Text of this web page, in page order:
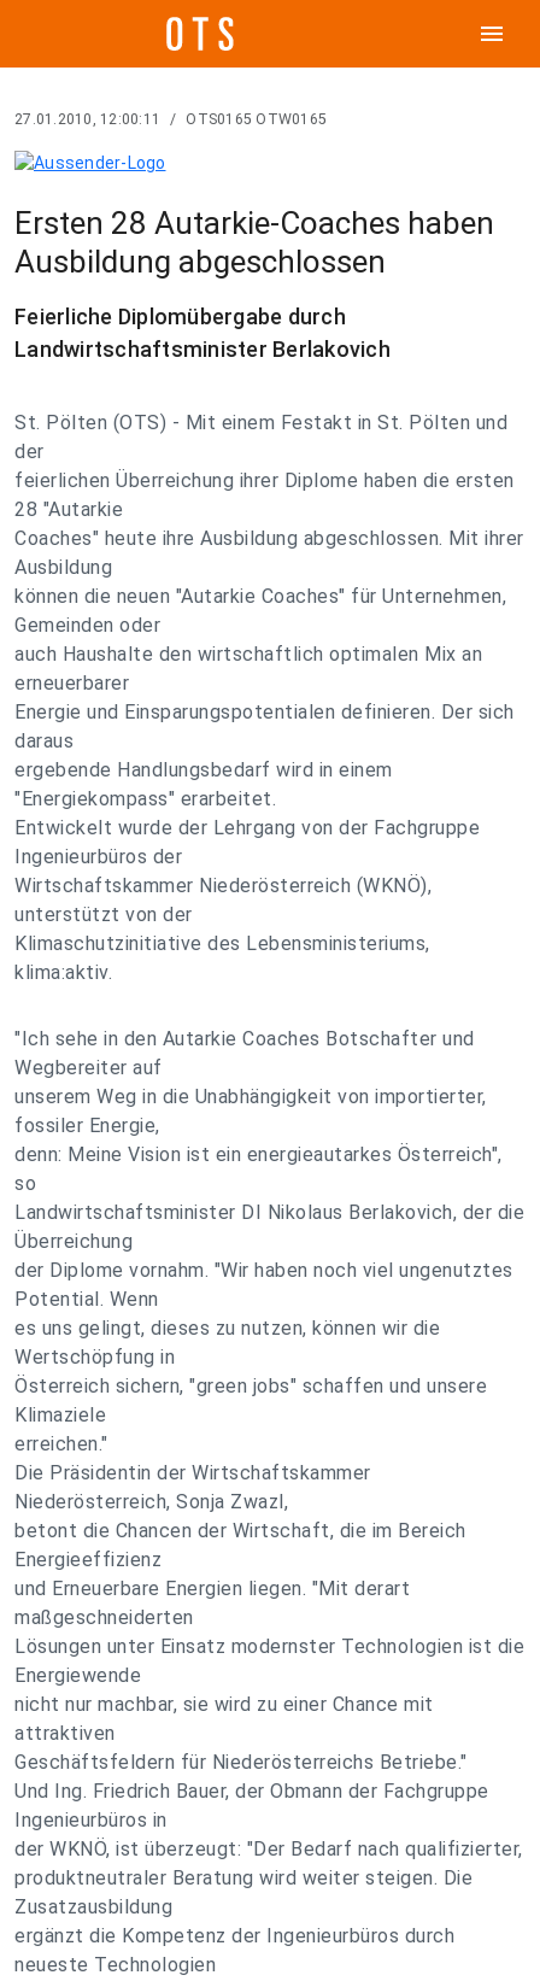
menu
27.01.2010, 12:00:11 / OTS0165 OTW0165
Ersten 28 Autarkie-Coaches haben
Ausbildung abgeschlossen
Feierliche Diplomübergabe durch
Landwirtschaftsminister Berlakovich
St. Pölten (OTS) - Mit einem Festakt in St. Pölten und
der
feierlichen Überreichung ihrer Diplome haben die ersten
28 "Autarkie
Coaches" heute ihre Ausbildung abgeschlossen. Mit ihrer
Ausbildung
können die neuen "Autarkie Coaches" für Unternehmen,
Gemeinden oder
auch Haushalte den wirtschaftlich optimalen Mix an
erneuerbarer
Energie und Einsparungspotentialen definieren. Der sich
daraus
ergebende Handlungsbedarf wird in einem
"Energiekompass" erarbeitet.
Entwickelt wurde der Lehrgang von der Fachgruppe
Ingenieurbüros der
Wirtschaftskammer Niederösterreich (WKNÖ),
unterstützt von der
Klimaschutzinitiative des Lebensministeriums,
klima:aktiv.
"Ich sehe in den Autarkie Coaches Botschafter und
Wegbereiter auf
unserem Weg in die Unabhängigkeit von importierter,
fossiler Energie,
denn: Meine Vision ist ein energieautarkes Österreich",
so
Landwirtschaftsminister DI Nikolaus Berlakovich, der die
Überreichung
der Diplome vornahm. "Wir haben noch viel ungenutztes
Potential. Wenn
es uns gelingt, dieses zu nutzen, können wir die
Wertschöpfung in
Österreich sichern, "green jobs" schaffen und unsere
Klimaziele
erreichen."
Die Präsidentin der Wirtschaftskammer
Niederösterreich, Sonja Zwazl,
betont die Chancen der Wirtschaft, die im Bereich
Energieeffizienz
und Erneuerbare Energien liegen. "Mit derart
maßgeschneiderten
Lösungen unter Einsatz modernster Technologien ist die
Energiewende
nicht nur machbar, sie wird zu einer Chance mit
attraktiven
Geschäftsfeldern für Niederösterreichs Betriebe."
Und Ing. Friedrich Bauer, der Obmann der Fachgruppe
Ingenieurbüros in
der WKNÖ, ist überzeugt: "Der Bedarf nach qualifizierter,
produktneutraler Beratung wird weiter steigen. Die
Zusatzausbildung
ergänzt die Kompetenz der Ingenieurbüros durch
neueste Technologien